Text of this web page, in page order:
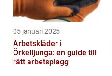
05 januari 2025
Arbetskläder i
Örkelljunga: en guide till
rätt arbetsplagg